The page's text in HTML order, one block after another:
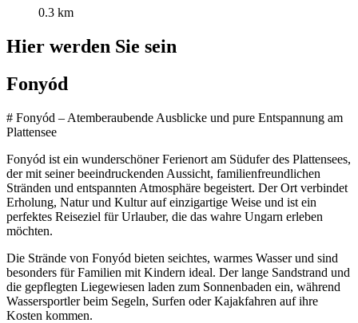
0.3 km
Hier werden Sie sein
Fonyód
# Fonyód – Atemberaubende Ausblicke und pure Entspannung am
Plattensee
Fonyód ist ein wunderschöner Ferienort am Südufer des Plattensees,
der mit seiner beeindruckenden Aussicht, familienfreundlichen
Stränden und entspannten Atmosphäre begeistert. Der Ort verbindet
Erholung, Natur und Kultur auf einzigartige Weise und ist ein
perfektes Reiseziel für Urlauber, die das wahre Ungarn erleben
möchten.
Die Strände von Fonyód bieten seichtes, warmes Wasser und sind
besonders für Familien mit Kindern ideal. Der lange Sandstrand und
die gepflegten Liegewiesen laden zum Sonnenbaden ein, während
Wassersportler beim Segeln, Surfen oder Kajakfahren auf ihre
Kosten kommen.